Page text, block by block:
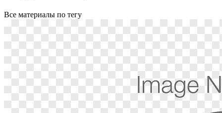
Все материалы по тегу